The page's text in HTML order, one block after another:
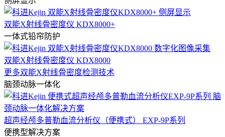
双能X射线骨密度仪 KDX8000+
一体式铅帘防护
双能X射线骨密度仪 KDX8000
更多双能X射线骨密度检测技术
脑颈动脉一体化
超声经颅多普勒血流分析仪（便携式） EXP-9P系列
便携型解决方案